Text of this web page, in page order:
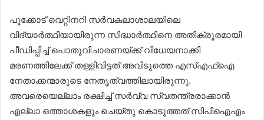
പൂക്കോട് വെറ്റിനറി സര്‍വകലാശാലയിലെ
വിദ്യാര്‍ത്ഥിയായിരുന്ന സിദ്ധാര്‍ത്ഥിനെ അതിക്രൂരമായി
പീഡിപ്പിച്ച് പൊതുവിചാരണയ്ക്ക് വിധേയനാക്കി
മരണത്തിലേക്ക് തള്ളിവിട്ടത് അവിടുത്തെ എസ്എഫ്ഐ
നേതാക്കന്മാരുടെ നേതൃത്വത്തിലായിരുന്നു.
അവരെയെല്ലാം രക്ഷിച്ച് സര്‍വ്വ സ്വതന്ത്രരാക്കാന്‍
എല്ലാ ഒത്താശകളും ചെയ്തു കൊടുത്തത് സിപിഐഎം